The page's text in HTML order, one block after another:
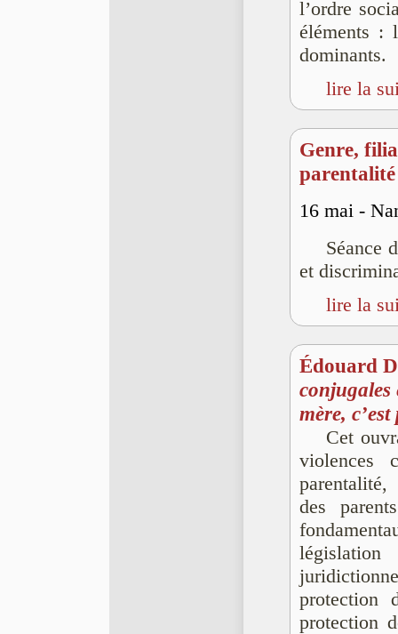
l’ordre
éléments :
dominants.
lire la
Genre,
parentalité
16 mai -
Séance
et
lire la
Édouard
conjugales
mère,
Cet
violences
des
protection
protection